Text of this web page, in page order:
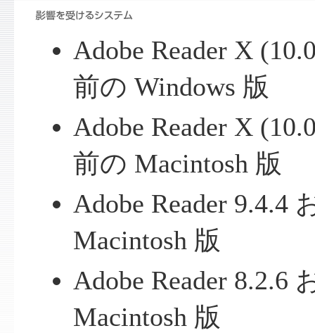
Adobe Reader X
前の Windows 版
Adobe Reader X
前の Macintosh 版
Adobe Reader 9.4.4
Macintosh 版
Adobe Reader 8.2.6
Macintosh 版